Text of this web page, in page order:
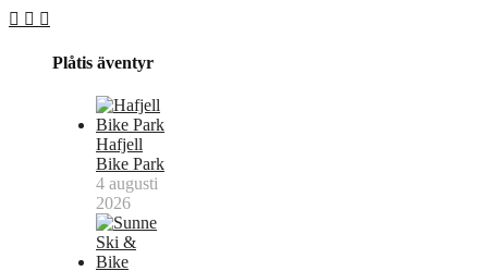
Plåtis äventyr
Hafjell
Bike Park
4 augusti
2026